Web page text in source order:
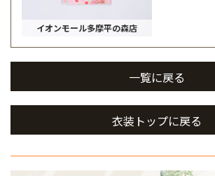
イオンモール多摩平の森店
一覧に戻る
衣装トップに戻る